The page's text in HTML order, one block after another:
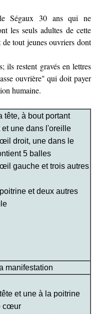
Ségaux 30 ans qui ne
les seuls adultes de cette
tout jeunes ouvriers dont
ils restent gravés en lettres
ouvrière" qui doit payer
humaine.
tête, à bout portant
une dans l'oreille
droit, une dans le
5 balles
gauche et trois autres
et deux autres
manifestation
et une à la poitrine
cœur